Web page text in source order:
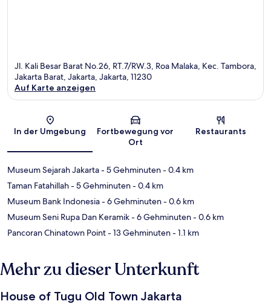
Jl. Kali Besar Barat No.26, RT.7/RW.3, Roa Malaka, Kec. Tambora,
Jakarta Barat, Jakarta, Jakarta, 11230
Auf Karte anzeigen
In der Umgebung
Fortbewegung vor
Ort
Restaurants
Museum Sejarah Jakarta- 5 Gehminuten- 0.4 km
Taman Fatahillah- 5 Gehminuten- 0.4 km
Museum Bank Indonesia- 6 Gehminuten- 0.6 km
Museum Seni Rupa Dan Keramik- 6 Gehminuten- 0.6 km
Pancoran Chinatown Point- 13 Gehminuten- 1.1 km
Mehr zu dieser Unterkunft
House of Tugu Old Town Jakarta